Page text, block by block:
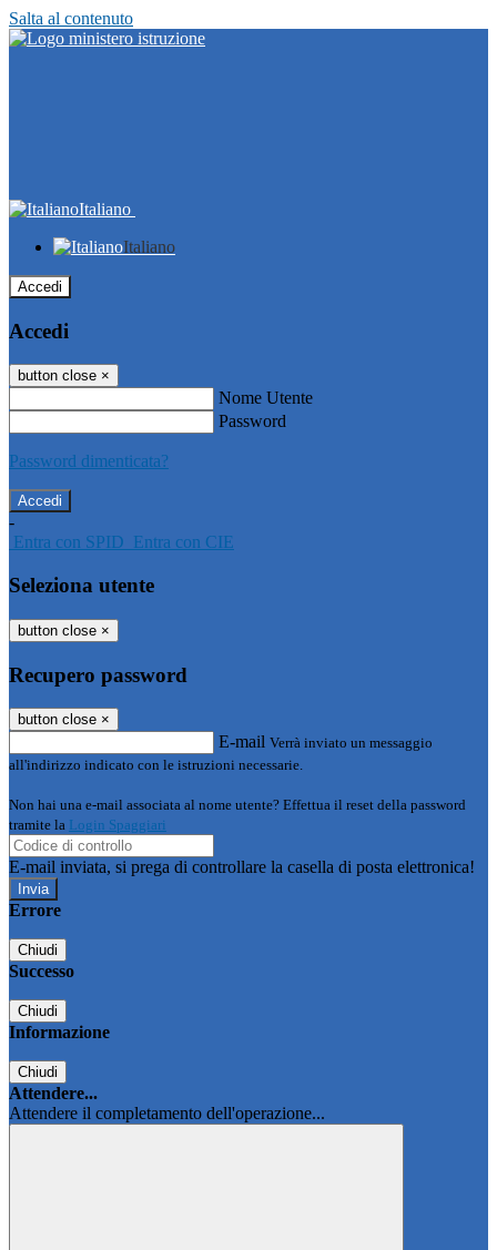
Salta al contenuto
Italiano
Italiano
Accedi
Accedi
button close ×
Nome Utente
Password
Password dimenticata?
-
Entra con SPID Entra con CIE
Seleziona utente
button close ×
Recupero password
button close ×
E-mail Verrà inviato un messaggio
all'indirizzo indicato con le istruzioni necessarie.
Non hai una e-mail associata al nome utente? Effettua il reset della password
tramite la Login Spaggiari
E-mail inviata, si prega di controllare la casella di posta elettronica!
Errore
Chiudi
Successo
Chiudi
Informazione
Chiudi
Attendere...
Attendere il completamento dell'operazione...